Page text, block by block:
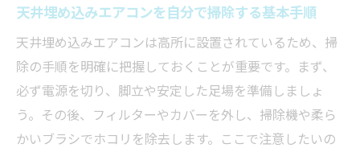
天井埋め込みエアコンを自分で掃除する基本手順
天井埋め込みエアコンは高所に設置されているため、掃
除の手順を明確に把握しておくことが重要です。まず、
必ず電源を切り、脚立や安定した足場を準備しましょ
う。その後、フィルターやカバーを外し、掃除機や柔ら
かいブラシでホコリを除去します。ここで注意したいの